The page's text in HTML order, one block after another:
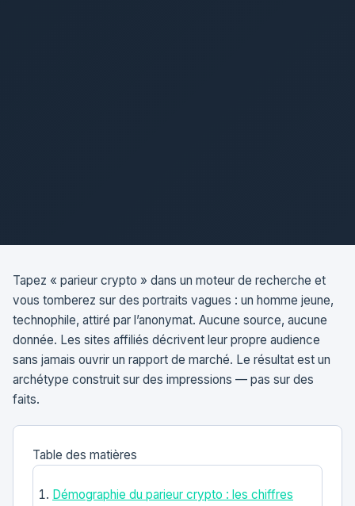
Tapez « parieur crypto » dans un moteur de recherche et
vous tomberez sur des portraits vagues : un homme jeune,
technophile, attiré par l’anonymat. Aucune source, aucune
donnée. Les sites affiliés décrivent leur propre audience
sans jamais ouvrir un rapport de marché. Le résultat est un
archétype construit sur des impressions — pas sur des
faits.
Table des matières
Démographie du parieur crypto : les chiffres